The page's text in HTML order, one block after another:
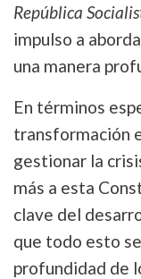
República
impulso a
una manera
En términos
transformación
gestionar la
más a esta
clave del
que todo esto
profundidad de